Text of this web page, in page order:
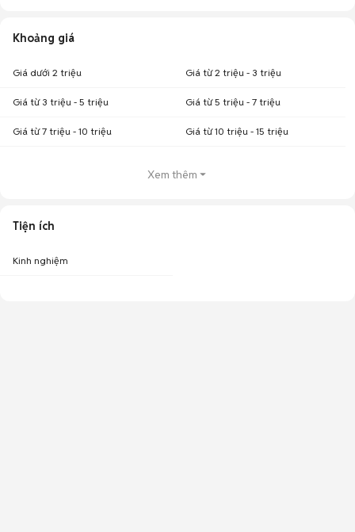
Khoảng giá
Giá dưới 2 triệu Giá từ 2 triệu - 3 triệu
Giá từ 3 triệu - 5 triệu Giá từ 5 triệu - 7 triệu
Giá từ 7 triệu - 10 triệu Giá từ 10 triệu - 15 triệu
Xem thêm
Tiện ích
Kinh nghiệm